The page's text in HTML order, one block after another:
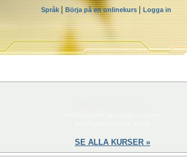
Språk Börja på en onlinekurs Logga in
SE ALLA KURSER »